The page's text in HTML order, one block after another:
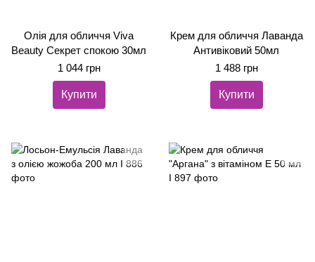
Олія для обличчя Viva
Beauty Секрет спокою 30мл
1 044 грн
Купити
Крем для обличчя Лаванда
Антивіковий 50мл
1 488 грн
Купити